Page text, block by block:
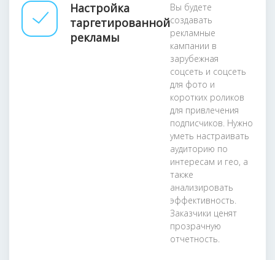
Настройка
таргетированной
рекламы
Вы будете
создавать
рекламные
кампании в
зарубежная
соцсеть и соцсеть
для фото и
коротких роликов
для привлечения
подписчиков. Нужно
уметь настраивать
аудиторию по
интересам и гео, а
также
анализировать
эффективность.
Заказчики ценят
прозрачную
отчетность.